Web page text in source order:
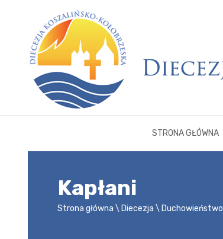
STRONA GŁÓWNA
Kapłani
Strona główna Diecezja Duchowieństwo